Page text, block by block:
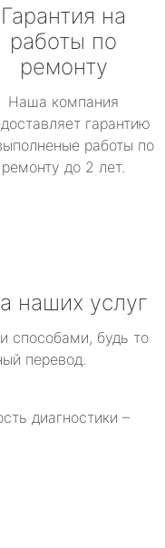
Гарантия на
работы по
ремонту
Наша компания
гарантию
работы по
ремонту до 2 лет.
наших услуг
способами, будь то
перевод.
диагностики –